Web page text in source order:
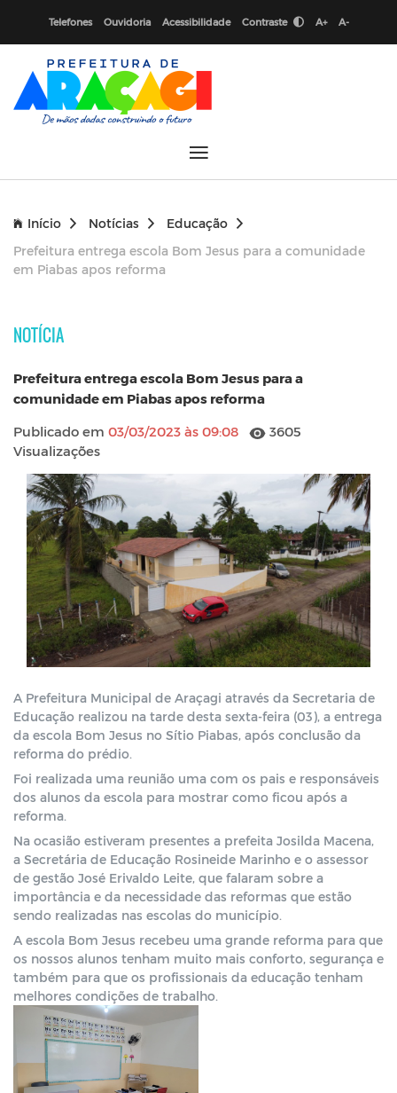
Telefones Ouvidoria Acessibilidade Contraste A+ A-
Início Notícias
Educação
Prefeitura entrega escola Bom Jesus para a comunidade
em Piabas apos reforma
NOTÍCIA
Prefeitura entrega escola Bom Jesus para a
comunidade em Piabas apos reforma
Publicado em 03/03/2023 às 09:08
3605
Visualizações
A Prefeitura Municipal de Araçagi através da Secretaria de
Educação realizou na tarde desta sexta-feira (03), a entrega
da escola Bom Jesus no Sítio Piabas, após conclusão da
reforma do prédio.
Foi realizada uma reunião uma com os pais e responsáveis
dos alunos da escola para mostrar como ficou após a
reforma.
Na ocasião estiveram presentes a prefeita Josilda Macena,
a Secretária de Educação Rosineide Marinho e o assessor
de gestão José Erivaldo Leite, que falaram sobre a
importância e da necessidade das reformas que estão
sendo realizadas nas escolas do município.
A escola Bom Jesus recebeu uma grande reforma para que
os nossos alunos tenham muito mais conforto, segurança e
também para que os profissionais da educação tenham
melhores condições de trabalho.